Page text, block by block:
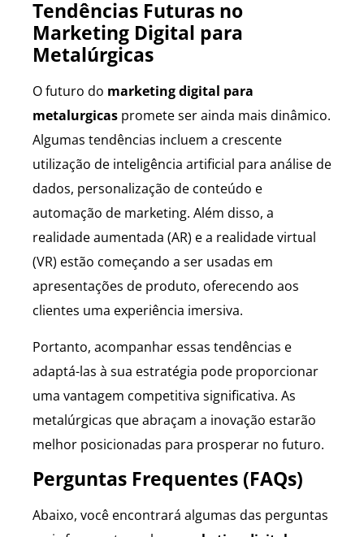
Tendências Futuras no
Marketing Digital para
Metalúrgicas
O futuro do marketing digital para
metalurgicas promete ser ainda mais dinâmico.
Algumas tendências incluem a crescente
utilização de inteligência artificial para análise de
dados, personalização de conteúdo e
automação de marketing. Além disso, a
realidade aumentada (AR) e a realidade virtual
(VR) estão começando a ser usadas em
apresentações de produto, oferecendo aos
clientes uma experiência imersiva.
Portanto, acompanhar essas tendências e
adaptá-las à sua estratégia pode proporcionar
uma vantagem competitiva significativa. As
metalúrgicas que abraçam a inovação estarão
melhor posicionadas para prosperar no futuro.
Perguntas Frequentes (FAQs)
Abaixo, você encontrará algumas das perguntas